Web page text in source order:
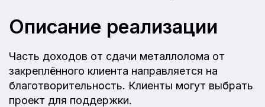
Описание реализации
Часть доходов от сдачи металлолома от
закреплённого клиента направляется на
благотворительность. Клиенты могут выбрать
проект для поддержки.